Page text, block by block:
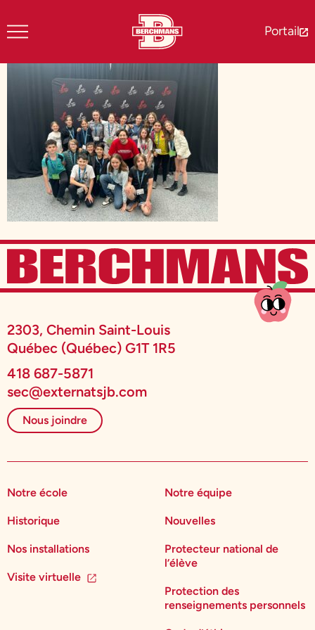
Portail
2303, Chemin Saint-Louis
Québec (Québec) G1T 1R5
418 687-5871
sec@externatsjb.com
Nous joindre
Notre école
Historique
Nos installations
Visite virtuelle
Notre équipe
Nouvelles
Protecteur national de
l’élève
Protection des
renseignements personnels